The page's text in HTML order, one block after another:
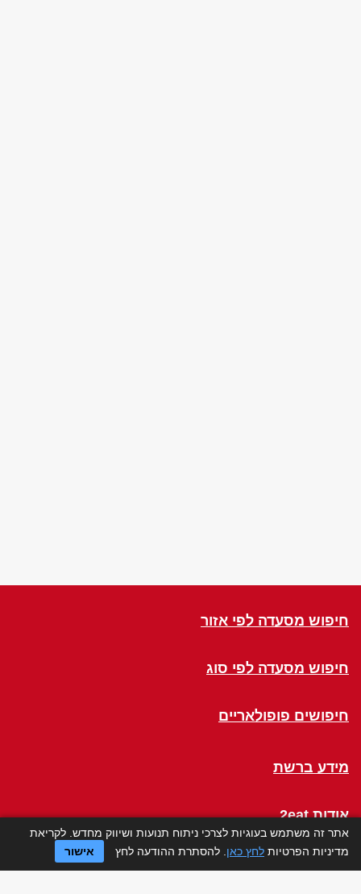
חיפוש מסעדה לפי אזור
חיפוש מסעדה לפי סוג
חיפושים פופולאריים
מידע ברשת
אודות 2eat
Click a Table
אתר זה משתמש בעוגיות לצרכי ניתוח תנועות ושיווק מחדש. לקריאת
מדיניות הפרטיות לחץ כאן . להסתרת ההודעה לחץ אישור